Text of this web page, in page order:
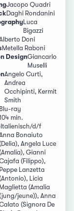
Jacopo Quadri
Daghi Rondanini
Luca
Bigazzi
Doni
Metella Raboni
DesignGiancarlo
Muselli
Angelo Curti,
Andrea
Occhipinti, Kermit
Smith
Blu-ray
min.
Italienisch/d/f
Bonaiuto
Angela Luce
Gianni
(Filippo),
Peppe Lanzetta
Licia
Maglietta (Amalia
jeune)), Anna
(Signora De